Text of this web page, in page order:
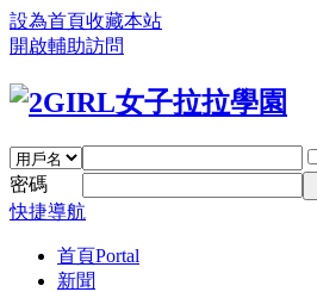
設為首頁收藏本站
開啟輔助訪問
密碼
快捷導航
首頁Portal
新聞